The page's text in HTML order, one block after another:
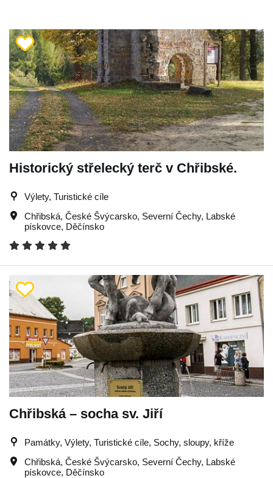
Historický střelecký terč v Chřibské.
Výlety, Turistické cíle
Chřibská, České Švýcarsko, Severní Čechy, Labské
pískovce, Děčínsko
Chřibská – socha sv. Jiří
Památky, Výlety, Turistické cíle, Sochy, sloupy, kříže
Chřibská, České Švýcarsko, Severní Čechy, Labské
pískovce, Děčínsko